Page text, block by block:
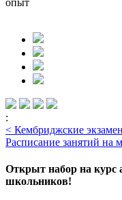
:
< Кембриджские
Расписание занятий на
Открыт набор на курс
школьников!